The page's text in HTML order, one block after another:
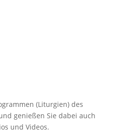
(Liturgien) des
genießen Sie dabei auch
und Videos.